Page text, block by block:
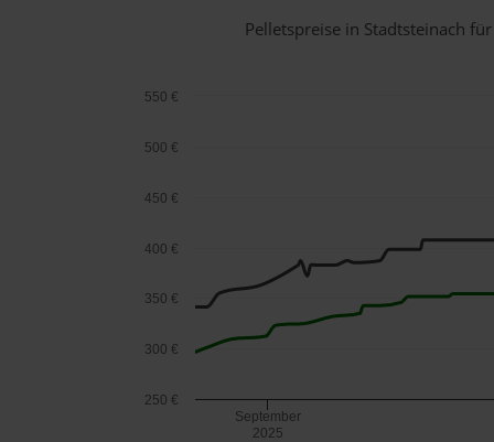
Pelletspreise in Stadtsteinach
September
2025
250 €
300 €
350 €
400 €
450 €
500 €
550 €